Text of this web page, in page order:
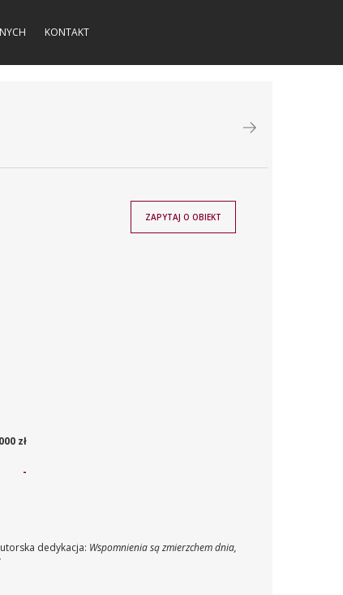
KONTAKT
zł
-
ZAPYTAJ O OBIEKT
dedykacja: Wspomnienia są zmierzchem dnia,